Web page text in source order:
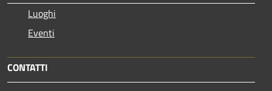
Luoghi
Eventi
CONTATTI